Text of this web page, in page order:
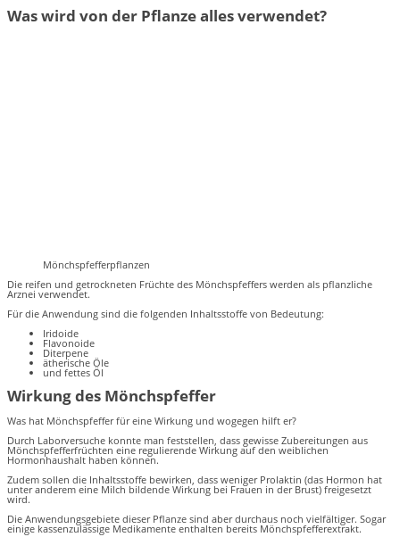
Was wird von der Pflanze alles verwendet?
Mönchspfefferpflanzen
Die reifen und getrockneten Früchte des Mönchspfeffers werden als pflanzliche
Arznei verwendet.
Für die Anwendung sind die folgenden Inhaltsstoffe von Bedeutung:
Iridoide
Flavonoide
Diterpene
ätherische Öle
und fettes Öl
Wirkung des Mönchspfeffer
Was hat Mönchspfeffer für eine Wirkung und wogegen hilft er?
Durch Laborversuche konnte man feststellen, dass gewisse Zubereitungen aus
Mönchspfefferfrüchten eine regulierende Wirkung auf den weiblichen
Hormonhaushalt haben können.
Zudem sollen die Inhaltsstoffe bewirken, dass weniger Prolaktin (das Hormon hat
unter anderem eine Milch bildende Wirkung bei Frauen in der Brust) freigesetzt
wird.
Die Anwendungsgebiete dieser Pflanze sind aber durchaus noch vielfältiger. Sogar
einige kassenzulässige Medikamente enthalten bereits Mönchspfefferextrakt.